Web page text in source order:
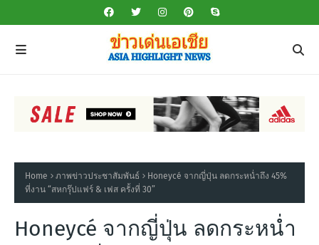
Home ภาพข่าวประชาสัมพันธ์
Honeycé จากญี่ปุ่น ลดกระหน่ำถึง 45%
ที่งาน “สหกรุ๊ปแฟร์ & เฟส ครั้งที่ 30”
Honeycé จากญี่ปุ่น ลดกระหน่ำ